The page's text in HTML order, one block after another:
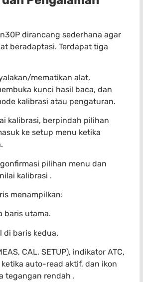
dirancang sederhana agar
beradaptasi. Terdapat tiga
mematikan alat,
kunci hasil baca, dan
kalibrasi atau pengaturan.
kalibrasi, berpindah pilihan
ke setup menu ketika
pilihan menu dan
kalibrasi .
menampilkan:
baris utama.
di baris kedua.
CAL, SETUP), indikator ATC,
ketika auto-read aktif, dan ikon
tegangan rendah .